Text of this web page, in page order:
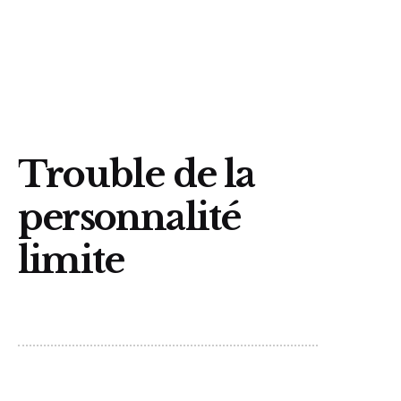
Trouble de la
personnalité
limite